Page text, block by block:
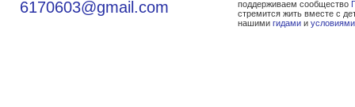
6170603@gmail.com
поддерживаем сообщество
стремится жить вместе с
нашими гидами и условиями